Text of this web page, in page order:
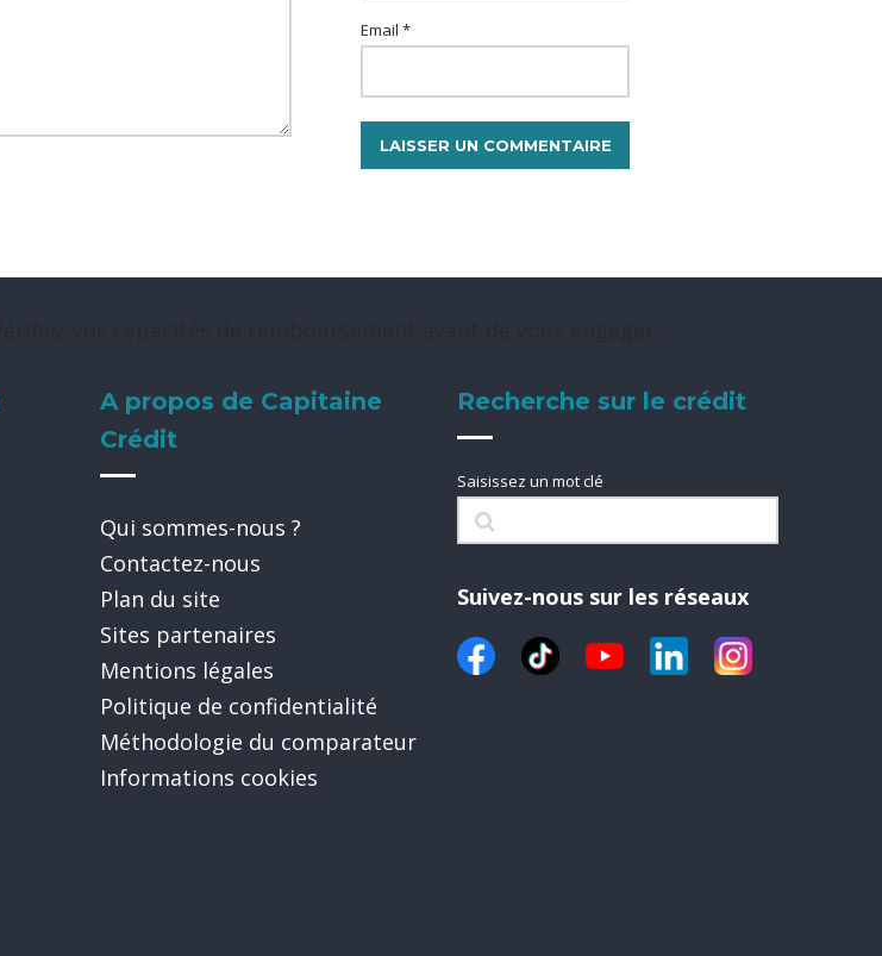
Email *
A propos de Capitaine
Crédit
Qui sommes-nous ?
Contactez-nous
Plan du site
Sites partenaires
Mentions légales
Politique de confidentialité
Méthodologie du comparateur
Informations cookies
Recherche sur le crédit
Saisissez un mot clé
Suivez-nous sur les réseaux